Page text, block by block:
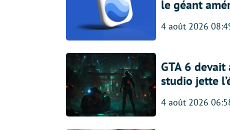
le géant
4 août 2026
GTA 6
studio jette
4 août 2026